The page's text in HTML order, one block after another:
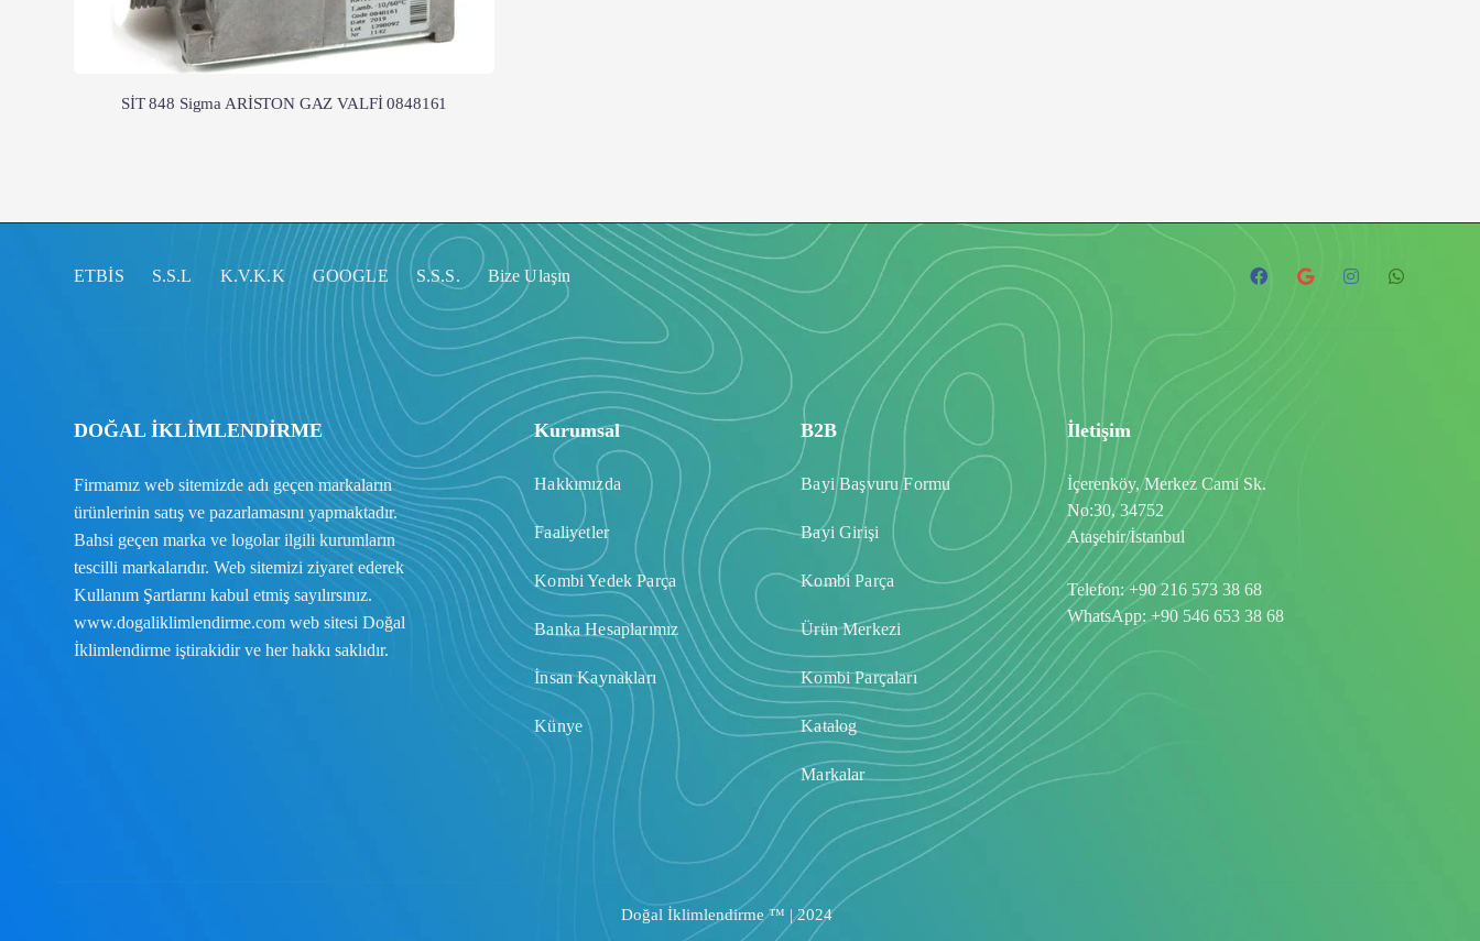
SİT 848 Sigma ARİSTON GAZ VALFİ 0848161
ETBİS S.S.L K.V.K.K GOOGLE S.S.S. Bize Ulaşın
DOĞAL İKLİMLENDİRME
Firmamız web sitemizde adı geçen markaların
ürünlerinin satış ve pazarlamasını yapmaktadır.
Bahsi geçen marka ve logolar ilgili kurumların
tescilli markalarıdır. Web sitemizi ziyaret ederek
Kullanım Şartlarını kabul etmiş sayılırsınız.
www.dogaliklimlendirme.com web sitesi Doğal
İklimlendirme iştirakidir ve her hakkı saklıdır.
Kurumsal
Hakkımızda
Faaliyetler
Kombi Yedek Parça
Banka Hesaplarımız
İnsan Kaynakları
Künye
B2B
Bayi Başvuru Formu
Bayi Girişi
Kombi Parça
Ürün Merkezi
Kombi Parçaları
Katalog
Markalar
İletişim
İçerenköy, Merkez Cami Sk.
No:30, 34752
Ataşehir/İstanbul
Telefon:+90 216 573 38 68
WhatsApp:+90 546 653 38 68
Doğal İklimlendirme ™ | 2024